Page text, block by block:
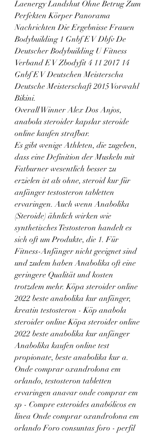
Laenergy Landshut Ohne Betrug Zum
Perfekten Körper Panorama
Nachrichten Die Ergebnisse Frauen
Bodybuilding 1 Gnbf E V Dbfv De
Deutscher Bodybuilding U Fitness
Verband E V Zbodyfit 4 11 2017 14
Gnbf E V Deutschen Meisterscha
Deutsche Meisterschaft 2015 Vorwahl
Bikini.
Overall Winner Alex Dos Anjos,
anabola steroider kapslar steroide
online kaufen strafbar.
Es gibt wenige Athleten, die zugeben,
dass eine Definition der Muskeln mit
Fatburner wesentlich besser zu
erzielen ist als ohne, steroid kur für
anfänger testosteron tabletten
ervaringen. Auch wenn Anabolika
(Steroide) ähnlich wirken wie
synthetisches Testosteron handelt es
sich oft um Produkte, die 1. Für
Fitness-Anfänger nicht geeignet sind
und zudem haben Anabolika oft eine
geringere Qualität und kosten
trotzdem mehr. Köpa steroider online
2022 beste anabolika kur anfänger,
kreatin testosteron - Köp anabola
steroider online Köpa steroider online
2022 beste anabolika kur anfänger
Anabolika kaufen online test
propionate, beste anabolika kur a.
Onde comprar oxandrolona em
orlando, testosteron tabletten
ervaringen anavar onde comprar em
sp - Compre esteroides anabólicos en
línea Onde comprar oxandrolona em
orlando Foro consuntas foro - perfil